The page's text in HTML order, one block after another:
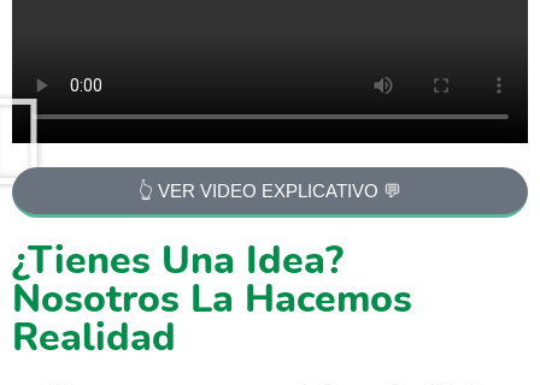
👆 VER VIDEO EXPLICATIVO 💬
¿Tienes Una Idea?
Nosotros La Hacemos
Realidad